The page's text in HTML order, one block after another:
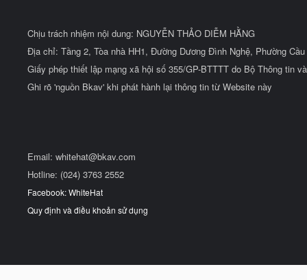
Chịu trách nhiệm nội dung: NGUYỄN THẢO DIỄM HẰNG
Địa chỉ: Tầng 2, Tòa nhà HH1, Đường Dương Đình Nghệ, Phường
Giấy phép thiết lập mạng xã hội số 355/GP-BTTTT do Bộ Thông tin
Ghi rõ 'nguồn Bkav' khi phát hành lại thông tin từ Website này
Email: whitehat@bkav.com
Hotline: (024) 3763 2552
Facebook: WhiteHat
Quy định và điều khoản sử dụng